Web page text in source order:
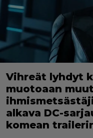
Vihreät lyhdyt
muotoaan
alkava DC-
komean